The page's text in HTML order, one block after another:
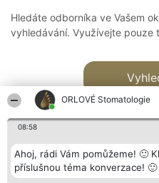
ORLOVÉ Stomatologie
08:58
Ahoj, rádi Vám pomůžeme! 🙂
příslušnou téma konverzace! 🙂
Hledáte odborníka ve Vašem
vyhledávání. Využívejte pouze